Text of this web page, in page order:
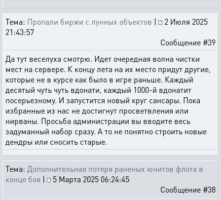
Тема: Пропали биржи с лунных объектов |
2 Июля 2025
21:43:57
Сообщение #39
Да тут веселуха смотрю. Идет очередная волна чистки
мест на сервере. К концу лета на их место придут другие,
которые не в курсе как было в игре раньше. Каждый
десятый чуть чуть вдонати, каждый 1000-й вдонатит
посерьезному. И запустится новый круг сансары. Пока
избранные из нас не достигнут просветвления или
нирваны. Просьба администрации вы вводите весь
задуманный набор сразу. А то не понятно строить новые
дендры или сносить старые.
Тема: Дополнительная потеря раненых юнитов флота в
конце боя |
5 Марта 2025 06:24:45
Сообщение #38